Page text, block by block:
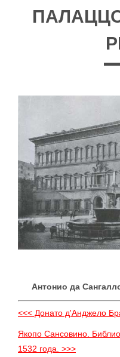
Антонио да
<<< Донато д'Анджело
Якопо Сансовино.
1532 года. >>>